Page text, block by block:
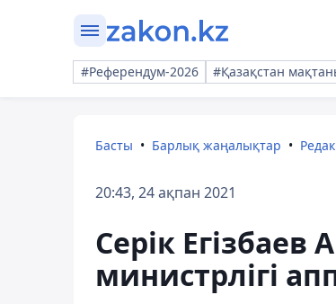
#Референдум-2026 #Қазақстан
Басты Барлық жаңалықтар
20:43, 24 ақпан 2021
Серік
министрлігі